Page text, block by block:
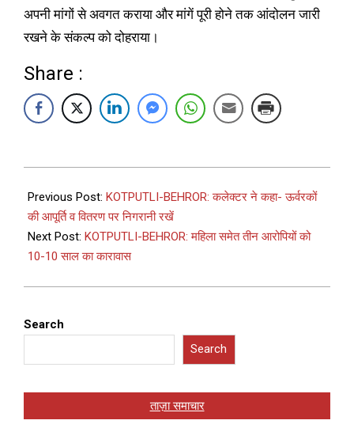
अपनी मांगों से अवगत कराया और मांगें पूरी होने तक आंदोलन जारी
रखने के संकल्प को दोहराया।
Share :
Previous Post: KOTPUTLI-BEHROR: कलेक्टर ने कहा- ऊर्वरकों
की आपूर्ति व वितरण पर निगरानी रखें
Next Post: KOTPUTLI-BEHROR: महिला समेत तीन आरोपियों को
10-10 साल का कारावास
Search
Search
ताज़ा समाचार